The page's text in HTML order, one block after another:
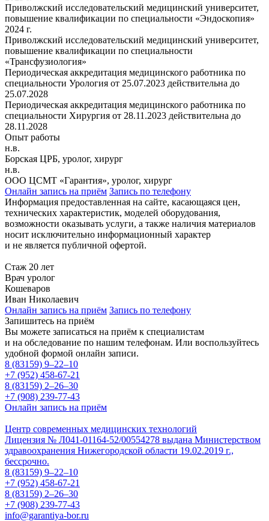
Приволжский исследовательский медицинский университет,
повышение квалификации по специальности «Эндоскопия»
2024 г.
Приволжский исследовательский медицинский университет,
повышение квалификации по специальности
«Трансфузиология»
Периодическая аккредитация медицинского работника по
специальности Урология от 25.07.2023 действительна до
25.07.2028
Периодическая аккредитация медицинского работника по
специальности Хирургия от 28.11.2023 действительна до
28.11.2028
Опыт работы
н.в.
Борская ЦРБ, уролог, хирург
н.в.
ООО ЦСМТ «Гарантия», уролог, хирург
Онлайн запись на приём Запись по телефону
Информация предоставленная на сайте, касающаяся цен,
технических характеристик, моделей оборудования,
возможности оказывать услуги, а также наличия материалов
носит исключительно информационный характер
и не является публичной офертой.
Стаж 20 лет
Врач уролог
Кошеваров
Иван Николаевич
Онлайн запись на приём Запись по телефону
Запишитесь на приём
Вы можете записаться на приём к специалистам
и на обследование по нашим телефонам. Или воспользуйтесь
удобной формой онлайн записи.
8 (83159) 9–22–10
+7 (952) 458-67-21
8 (83159) 2–26–30
+7 (908) 239-77-43
Онлайн запись на приём
Центр современных медицинских технологий
Лицензия № Л041-01164-52/00554278 выдана Министерством
здравоохранения Нижегородской области 19.02.2019 г.,
бессрочно.
8 (83159) 9–22–10
+7 (952) 458-67-21
8 (83159) 2–26–30
+7 (908) 239-77-43
info@garantiya-bor.ru